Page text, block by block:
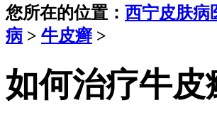
您所在的位置： 西宁皮肤病
病 > 牛皮癣 >
如何治疗牛皮